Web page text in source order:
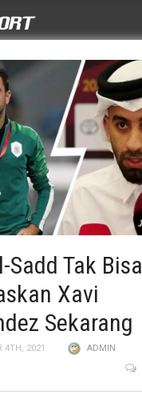
Sadd Tak Bisa
Xavi
Sekarang
4TH, 2021
ADMIN